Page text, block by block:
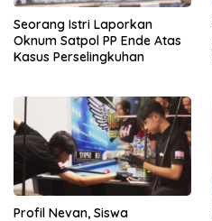
Seorang Istri Laporkan
Oknum Satpol PP Ende Atas
Kasus Perselingkuhan
Profil Nevan, Siswa